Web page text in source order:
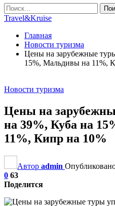
Travel&Kruise
Главная
Новости туризма
Цены на зарубежные
15%, Мальдивы на 11%,
Новости туризма
Цены на
на 39%, Куба на
11%, Кипр на 10%
Автор admin
0 63
Поделится